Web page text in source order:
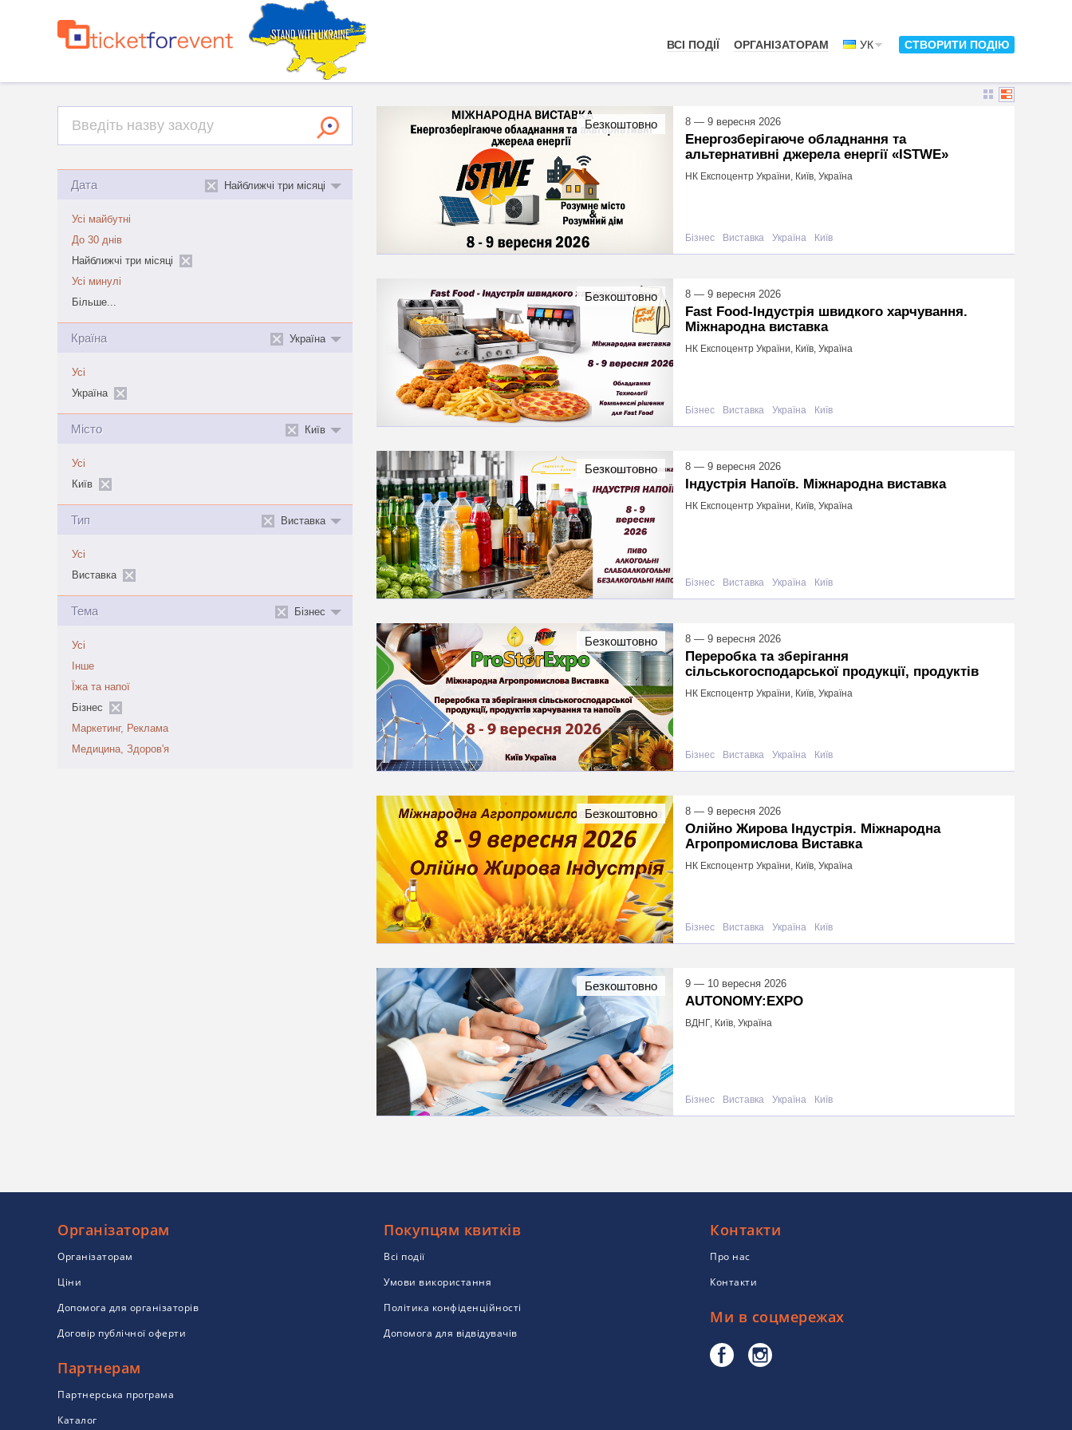
ВСІ ПОДІЇ ОРГАНІЗАТОРАМ УК СТВОРИТИ ПОДІЮ
Дата Найближчі три місяці
Усі майбутні
До 30 днів
Найближчі три місяці
Усі минулі
Більше...
Країна Україна
Усі
Україна
Місто Київ
Усі
Київ
Тип Виставка
Усі
Виставка
Тема Бізнес
Усі
Інше
Їжа та напої
Бізнес
Маркетинг, Реклама
Медицина, Здоров'я
8 — 9 вересня 2026
Енергозберігаюче обладнання та
альтернативні джерела енергії «ISTWE»
НК Експоцентр України, Київ, Україна
Бізнес Виставка Україна Київ
Безкоштовно
8 — 9 вересня 2026
Fast Food-Індустрія швидкого харчування.
Міжнародна виставка
НК Експоцентр України, Київ, Україна
Бізнес Виставка Україна Київ
Безкоштовно
8 — 9 вересня 2026
Індустрія Напоїв. Міжнародна виставка
НК Експоцентр України, Київ, Україна
Бізнес Виставка Україна Київ
Безкоштовно
8 — 9 вересня 2026
Переробка та зберігання
сільськогосподарської продукції, продуктів
НК Експоцентр України, Київ, Україна
Бізнес Виставка Україна Київ
Безкоштовно
8 — 9 вересня 2026
Олійно Жирова Індустрія. Міжнародна
Агропромислова Виставка
НК Експоцентр України, Київ, Україна
Бізнес Виставка Україна Київ
Безкоштовно
9 — 10 вересня 2026
AUTONOMY:EXPO
ВДНГ, Київ, Україна
Бізнес Виставка Україна Київ
Безкоштовно
Організаторам
Організаторам
Ціни
Допомога для організаторів
Договір публічної оферти
Партнерам
Партнерська програма
Каталог
Покупцям квитків
Всі події
Умови використання
Політика конфіденційності
Допомога для відвідувачів
Контакти
Про нас
Контакти
Ми в соцмережах